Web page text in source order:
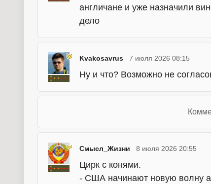
англичане и уже назначили
дело
Kvakosavrus 7 июля 2026 08:15
Ну и что? Возможно не
Смысл_Жизни 8 июля 2026 20:55
Цирк с конями.
- США начинают новую волну